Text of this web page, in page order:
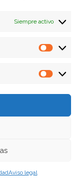
Siempre activo
Aviso legal